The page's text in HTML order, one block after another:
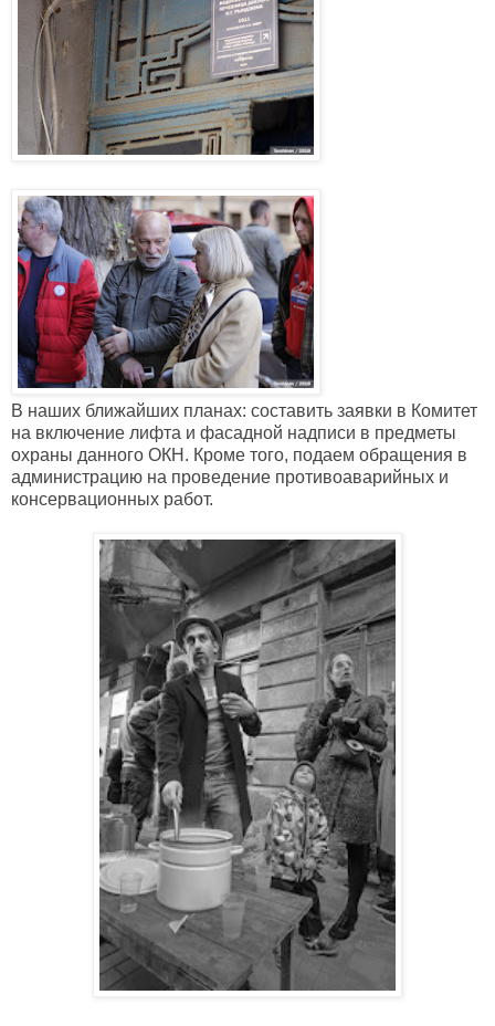
В наших ближайших планах: составить заявки в Комитет
на включение лифта и фасадной надписи в предметы
охраны данного ОКН. Кроме того, подаем обращения в
администрацию на проведение противоаварийных и
консервационных работ.